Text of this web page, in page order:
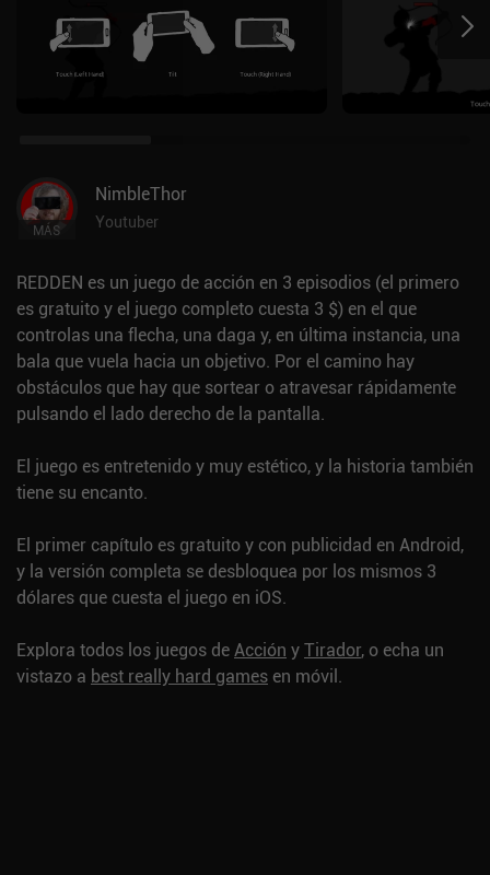
MÁS
NimbleThor
Youtuber
REDDEN es un juego de acción en 3 episodios (el primero
es gratuito y el juego completo cuesta 3 $) en el que
controlas una flecha, una daga y, en última instancia, una
bala que vuela hacia un objetivo. Por el camino hay
obstáculos que hay que sortear o atravesar rápidamente
pulsando el lado derecho de la pantalla.
El juego es entretenido y muy estético, y la historia también
tiene su encanto.
El primer capítulo es gratuito y con publicidad en Android,
y la versión completa se desbloquea por los mismos 3
dólares que cuesta el juego en iOS.
Explora todos los juegos deAcción yTirador, o echa un
vistazo a best really hard games en móvil.